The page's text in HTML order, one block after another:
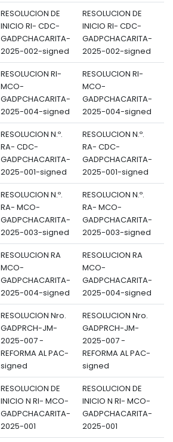
RESOLUCION DE
INICIO RI- CDC-
GADPCHACARITA-
2025-002-signed
RESOLUCION DE
INICIO RI- CDC-
GADPCHACARITA-
2025-002-signed
RESOLUCION RI-
MCO-
GADPCHACARITA-
2025-004-signed
RESOLUCION RI-
MCO-
GADPCHACARITA-
2025-004-signed
RESOLUCION N.º.
RA- CDC-
GADPCHACARITA-
2025-001-signed
RESOLUCION N.º.
RA- CDC-
GADPCHACARITA-
2025-001-signed
RESOLUCION N.º.
RA- MCO-
GADPCHACARITA-
2025-003-signed
RESOLUCION N.º.
RA- MCO-
GADPCHACARITA-
2025-003-signed
RESOLUCION RA
MCO-
GADPCHACARITA-
2025-004-signed
RESOLUCION RA
MCO-
GADPCHACARITA-
2025-004-signed
RESOLUCION Nro.
GADPRCH-JM-
2025-007 -
REFORMA AL PAC-
signed
RESOLUCION Nro.
GADPRCH-JM-
2025-007 -
REFORMA AL PAC-
signed
RESOLUCION DE
INICIO N RI- MCO-
GADPCHACARITA-
2025-001
RESOLUCION DE
INICIO N RI- MCO-
GADPCHACARITA-
2025-001